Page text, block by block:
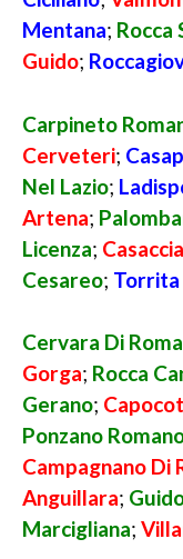
Mentana; Rocca
Guido;
Carpineto
Cerveteri;
Nel Lazio;
Artena;
Licenza; Casaccia
Cesareo; Torrita
Cervara Di Roma
Gorga; Rocca
Gerano;
Ponzano
Campagnano Di
Anguillara;
Marcigliana;